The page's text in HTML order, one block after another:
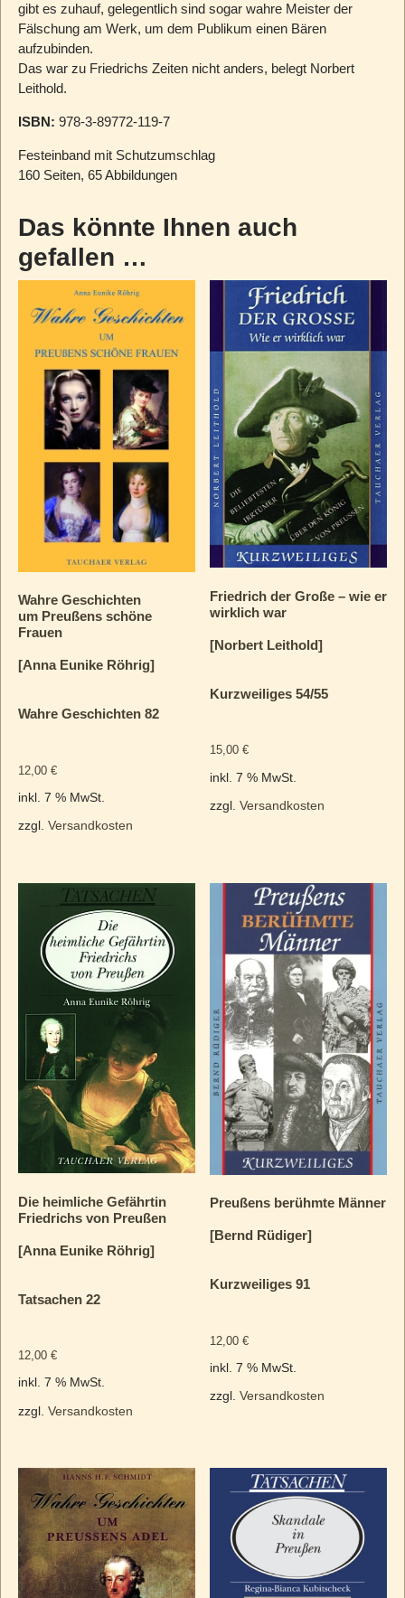
gibt es zuhauf, gelegentlich sind sogar wahre Meister der
Fälschung am Werk, um dem Publikum einen Bären
aufzubinden.
Das war zu Friedrichs Zeiten nicht anders, belegt Norbert
Leithold.
ISBN: 978-3-89772-119-7
Festeinband mit Schutzumschlag
160 Seiten, 65 Abbildungen
Das könnte Ihnen auch
gefallen …
Wahre Geschichten
um Preußens schöne
Frauen
[Anna Eunike Röhrig]
Wahre Geschichten 82
12,00 €
inkl. 7 % MwSt.
zzgl. Versandkosten
Friedrich der Große – wie er
wirklich war
[Norbert Leithold]
Kurzweiliges 54/55
15,00€
inkl. 7 % MwSt.
zzgl.Versandkosten
Die heimliche Gefährtin
Friedrichs von Preußen
[Anna Eunike Röhrig]
Tatsachen 22
12,00 €
inkl. 7 % MwSt.
zzgl. Versandkosten
Preußens berühmte Männer
[Bernd Rüdiger]
Kurzweiliges 91
12,00€
inkl. 7 % MwSt.
zzgl.Versandkosten